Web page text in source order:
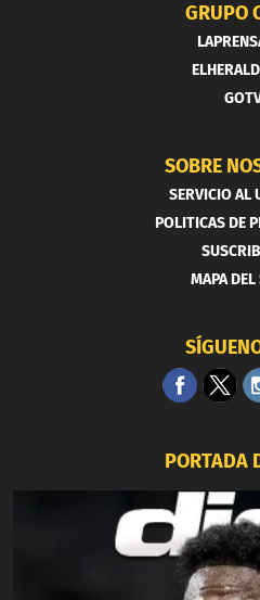
GRUPO
SOBRE
SERVICIO AL
POLITICAS DE
MAPA
PORTADA